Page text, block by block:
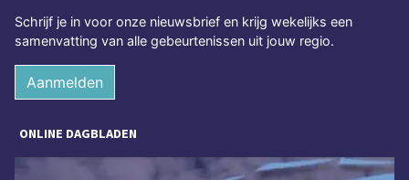
Schrijf je in voor onze nieuwsbrief en krijg wekelijks een
samenvatting van alle gebeurtenissen uit jouw regio.
Aanmelden
ONLINE DAGBLADEN